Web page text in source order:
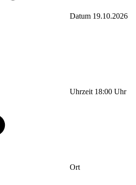
Datum 19.10.2026
Uhrzeit 18:00 Uhr
Ort